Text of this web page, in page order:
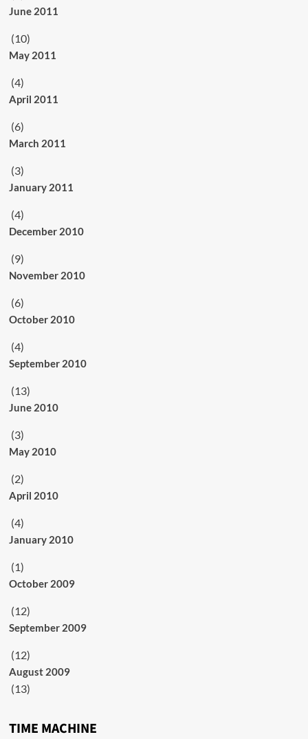
June 2011
(10)
May 2011
(4)
April 2011
(6)
March 2011
(3)
January 2011
(4)
December 2010
(9)
November 2010
(6)
October 2010
(4)
September 2010
(13)
June 2010
(3)
May 2010
(2)
April 2010
(4)
January 2010
(1)
October 2009
(12)
September 2009
(12)
August 2009
(13)
TIME MACHINE